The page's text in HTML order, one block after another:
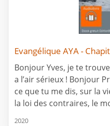
Evangélique AYA -
Bonjour Yves, je te
a l’air sérieux ! Bonjour
ce que tu me dis, sur la
la loi des contraires, le
2020